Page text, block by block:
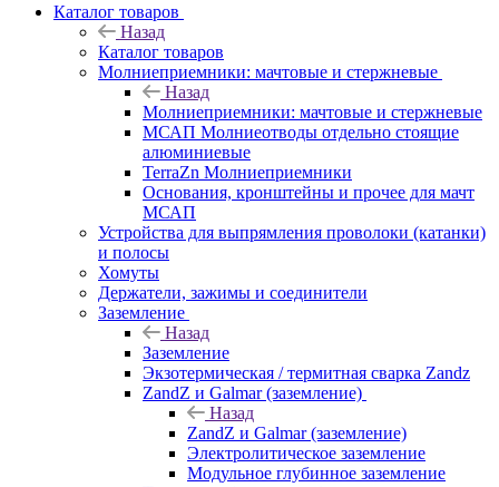
Каталог товаров
Назад
Каталог товаров
Молниеприемники: мачтовые и стержневые
Назад
Молниеприемники: мачтовые и стержневые
МСАП Молниеотводы отдельно стоящие
алюминиевые
TerraZn Молниеприемники
Основания, кронштейны и прочее для мачт
МСАП
Устройства для выпрямления проволоки (катанки)
и полосы
Хомуты
Держатели, зажимы и соединители
Заземление
Назад
Заземление
Экзотермическая / термитная сварка Zandz
ZandZ и Galmar (заземление)
Назад
ZandZ и Galmar (заземление)
Электролитическое заземление
Модульное глубинное заземление